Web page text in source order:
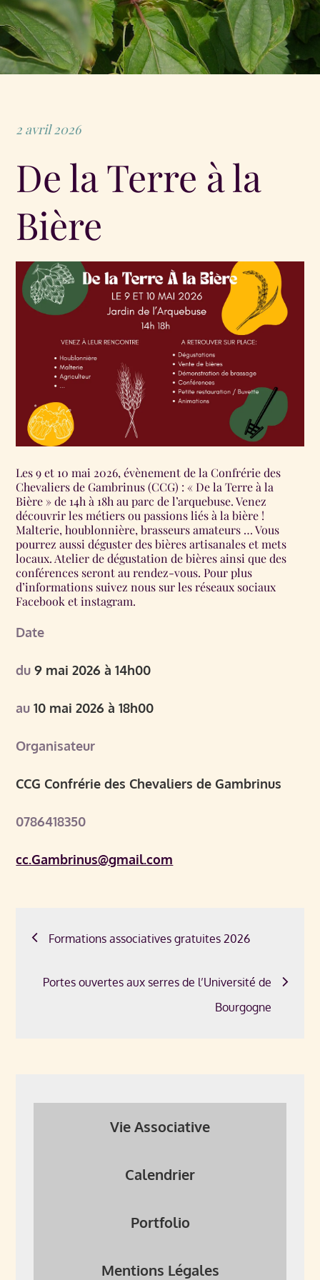
Posted
2 avril 2026
De la Terre à la
Bière
Les 9 et 10 mai 2026, évènement de la Confrérie des
Chevaliers de Gambrinus (CCG) : « De la Terre à la
Bière » de 14h à 18h au parc de l’arquebuse. Venez
découvrir les métiers ou passions liés à la bière !
Malterie, houblonnière, brasseurs amateurs … Vous
pourrez aussi déguster des bières artisanales et mets
locaux. Atelier de dégustation de bières ainsi que des
conférences seront au rendez-vous. Pour plus
d’informations suivez nous sur les réseaux sociaux
Facebook et instagram.
Date
du9 mai 2026 à 14h00
au10 mai 2026 à 18h00
Organisateur
CCG Confrérie des Chevaliers de Gambrinus
0786418350
cc.Gambrinus@gmail.com
Navigation
Formations associatives gratuites 2026
Portes ouvertes aux serres de l’Université de
Bourgogne
Vie Associative
Calendrier
Portfolio
Mentions Légales